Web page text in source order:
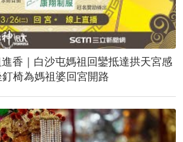
香｜白沙屯媽祖回鑾抵達拱天宮感
椅為媽祖婆回宮開路